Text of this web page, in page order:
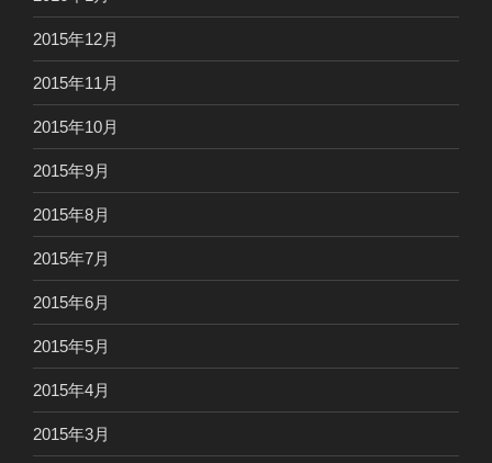
2015年12月
2015年11月
2015年10月
2015年9月
2015年8月
2015年7月
2015年6月
2015年5月
2015年4月
2015年3月